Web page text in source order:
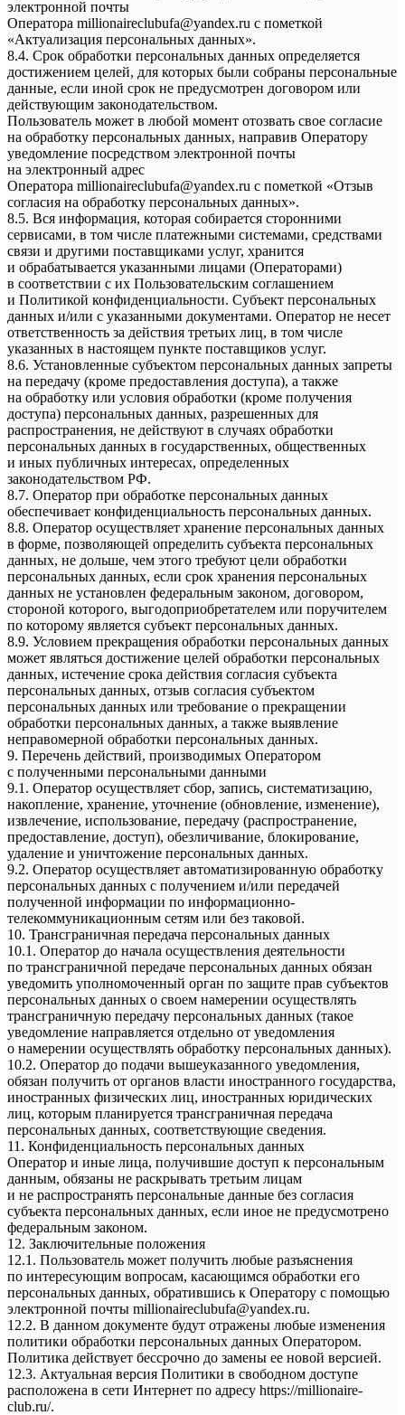
электронной почты
Оператора millionaireclubufa@yandex.ru с пометкой
«Актуализация персональных данных».
8.4. Срок обработки персональных данных определяется
достижением целей, для которых были собраны персональные
данные, если иной срок не предусмотрен договором или
действующим законодательством.
Пользователь может в любой момент отозвать свое согласие
на обработку персональных данных, направив Оператору
уведомление посредством электронной почты
на электронный адрес
Оператора millionaireclubufa@yandex.ru с пометкой «Отзыв
согласия на обработку персональных данных».
8.5. Вся информация, которая собирается сторонними
сервисами, в том числе платежными системами, средствами
связи и другими поставщиками услуг, хранится
и обрабатывается указанными лицами (Операторами)
в соответствии с их Пользовательским соглашением
и Политикой конфиденциальности. Субъект персональных
данных и/или с указанными документами. Оператор не несет
ответственность за действия третьих лиц, в том числе
указанных в настоящем пункте поставщиков услуг.
8.6. Установленные субъектом персональных данных запреты
на передачу (кроме предоставления доступа), а также
на обработку или условия обработки (кроме получения
доступа) персональных данных, разрешенных для
распространения, не действуют в случаях обработки
персональных данных в государственных, общественных
и иных публичных интересах, определенных
законодательством РФ.
8.7. Оператор при обработке персональных данных
обеспечивает конфиденциальность персональных данных.
8.8. Оператор осуществляет хранение персональных данных
в форме, позволяющей определить субъекта персональных
данных, не дольше, чем этого требуют цели обработки
персональных данных, если срок хранения персональных
данных не установлен федеральным законом, договором,
стороной которого, выгодоприобретателем или поручителем
по которому является субъект персональных данных.
8.9. Условием прекращения обработки персональных данных
может являться достижение целей обработки персональных
данных, истечение срока действия согласия субъекта
персональных данных, отзыв согласия субъектом
персональных данных или требование о прекращении
обработки персональных данных, а также выявление
неправомерной обработки персональных данных.
9. Перечень действий, производимых Оператором
с полученными персональными данными
9.1. Оператор осуществляет сбор, запись, систематизацию,
накопление, хранение, уточнение (обновление, изменение),
извлечение, использование, передачу (распространение,
предоставление, доступ), обезличивание, блокирование,
удаление и уничтожение персональных данных.
9.2. Оператор осуществляет автоматизированную обработку
персональных данных с получением и/или передачей
полученной информации по информационно-
телекоммуникационным сетям или без таковой.
10. Трансграничная передача персональных данных
10.1. Оператор до начала осуществления деятельности
по трансграничной передаче персональных данных обязан
уведомить уполномоченный орган по защите прав субъектов
персональных данных о своем намерении осуществлять
трансграничную передачу персональных данных (такое
уведомление направляется отдельно от уведомления
о намерении осуществлять обработку персональных данных).
10.2. Оператор до подачи вышеуказанного уведомления,
обязан получить от органов власти иностранного государства,
иностранных физических лиц, иностранных юридических
лиц, которым планируется трансграничная передача
персональных данных, соответствующие сведения.
11. Конфиденциальность персональных данных
Оператор и иные лица, получившие доступ к персональным
данным, обязаны не раскрывать третьим лицам
и не распространять персональные данные без согласия
субъекта персональных данных, если иное не предусмотрено
федеральным законом.
12. Заключительные положения
12.1. Пользователь может получить любые разъяснения
по интересующим вопросам, касающимся обработки его
персональных данных, обратившись к Оператору с помощью
электронной почты millionaireclubufa@yandex.ru.
12.2. В данном документе будут отражены любые изменения
политики обработки персональных данных Оператором.
Политика действует бессрочно до замены ее новой версией.
12.3. Актуальная версия Политики в свободном доступе
расположена в сети Интернет по адресу https://millionaire-
club.ru/.